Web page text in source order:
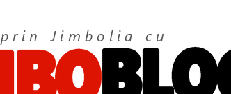
prin Jimbolia cu